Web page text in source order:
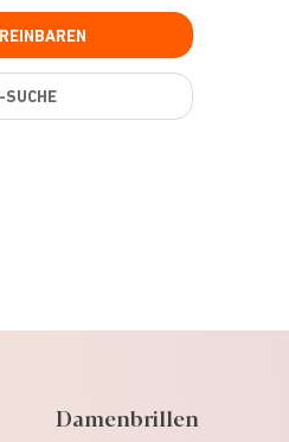
SUCHE
Damenbrillen